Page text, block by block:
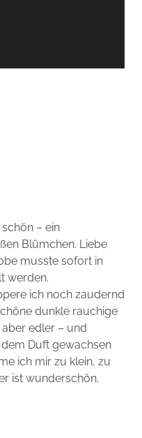
– ein
Blümchen. Liebe
musste sofort in
werden.
ich noch zaudernd
dunkle rauchige
aber edler – und
Duft gewachsen
ich mir zu klein, zu
ist wunderschön.